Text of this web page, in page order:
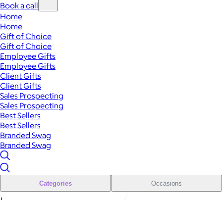
Book a call
Home
Home
Gift of Choice
Gift of Choice
Employee Gifts
Employee Gifts
Client Gifts
Client Gifts
Sales Prospecting
Sales Prospecting
Best Sellers
Best Sellers
Branded Swag
Branded Swag
Categories Occasions